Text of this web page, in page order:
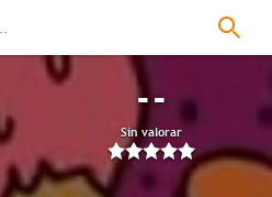
--
Sin valorar